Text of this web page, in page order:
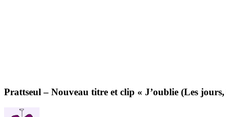
Prattseul – Nouveau titre et clip « J’oublie (Les